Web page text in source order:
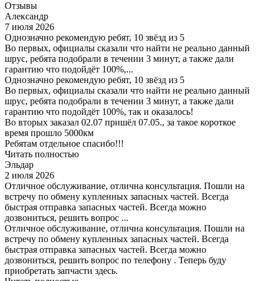
Отзывы
Александр
7 июля 2026
Однозначно рекомендую ребят, 10 звёзд из 5
Во первых, официалы сказали что найти не реально данный
шрус, ребята подобрали в течении 3 минут, а также дали
гарантию что подойдёт 100%,...
Однозначно рекомендую ребят, 10 звёзд из 5
Во первых, официалы сказали что найти не реально данный
шрус, ребята подобрали в течении 3 минут, а также дали
гарантию что подойдёт 100%, так и оказалось!
Во вторых заказал 02.07 пришёл 07.05., за такое короткое
время прошло 5000км
Ребятам отдельное спасибо!!!
Читать полностью
Эльдар
2 июля 2026
Отличное обслуживание, отлична консультация. Пошли на
встречу по обмену купленных запасных частей. Всегда
быстрая отправка запасных частей. Всегда можно
дозвониться, решить вопрос ...
Отличное обслуживание, отлична консультация. Пошли на
встречу по обмену купленных запасных частей. Всегда
быстрая отправка запасных частей. Всегда можно
дозвониться, решить вопрос по телефону . Теперь буду
приобретать запчасти здесь.